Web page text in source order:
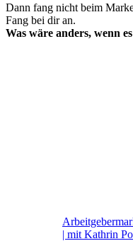
Dann fang nicht beim
Fang bei dir an.
Was wäre anders, wenn
| mit Kathrin